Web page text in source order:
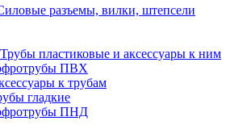
разъемы, вилки, штепсели
Трубы пластиковые и аксессуары к ним
ПВХ
к трубам
гладкие
ПНД